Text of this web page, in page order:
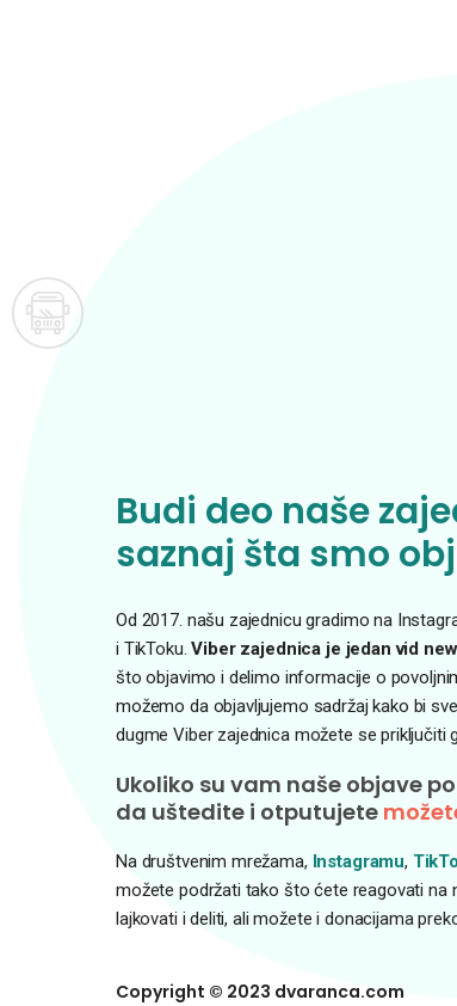
Budi deo naše
saznaj šta smo
Od 2017. našu zajednicu gradimo na
i TikToku.Viber zajednica je jedan vid
što objavimo i delimo informacije o
možemo da objavljujemo sadržaj kako bi
dugme Viber zajednica možete se priključiti
Ukoliko su vam naše objave
da uštedite i otputujete
Na društvenim mrežama, Instagramu,
možete podržati tako što ćete reagovati na
lajkovati i deliti, ali možete i donacijama
Copyright © 2023 dvaranca.com